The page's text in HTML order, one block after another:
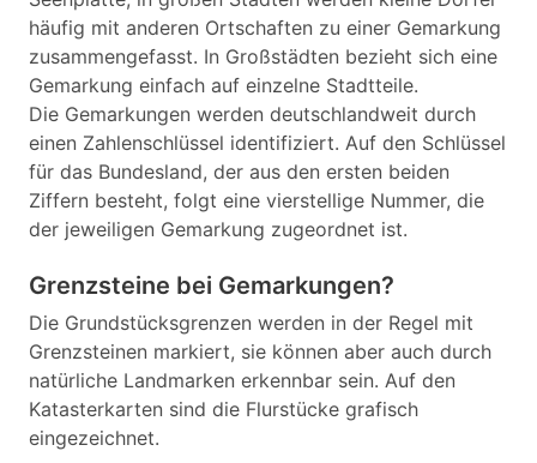
häufig mit anderen Ortschaften zu einer Gemarkung
zusammengefasst. In Großstädten bezieht sich eine
Gemarkung einfach auf einzelne Stadtteile.
Die Gemarkungen werden deutschlandweit durch
einen Zahlenschlüssel identifiziert. Auf den Schlüssel
für das Bundesland, der aus den ersten beiden
Ziffern besteht, folgt eine vierstellige Nummer, die
der jeweiligen Gemarkung zugeordnet ist.
Grenzsteine bei Gemarkungen?
Die Grundstücksgrenzen werden in der Regel mit
Grenzsteinen markiert, sie können aber auch durch
natürliche Landmarken erkennbar sein. Auf den
Katasterkarten sind die Flurstücke grafisch
eingezeichnet.